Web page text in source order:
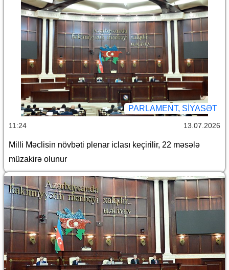
PARLAMENT, SİYASƏT
11:24 13.07.2026
Milli Məclisin növbəti plenar iclası keçirilir, 22 məsələ
müzakirə olunur